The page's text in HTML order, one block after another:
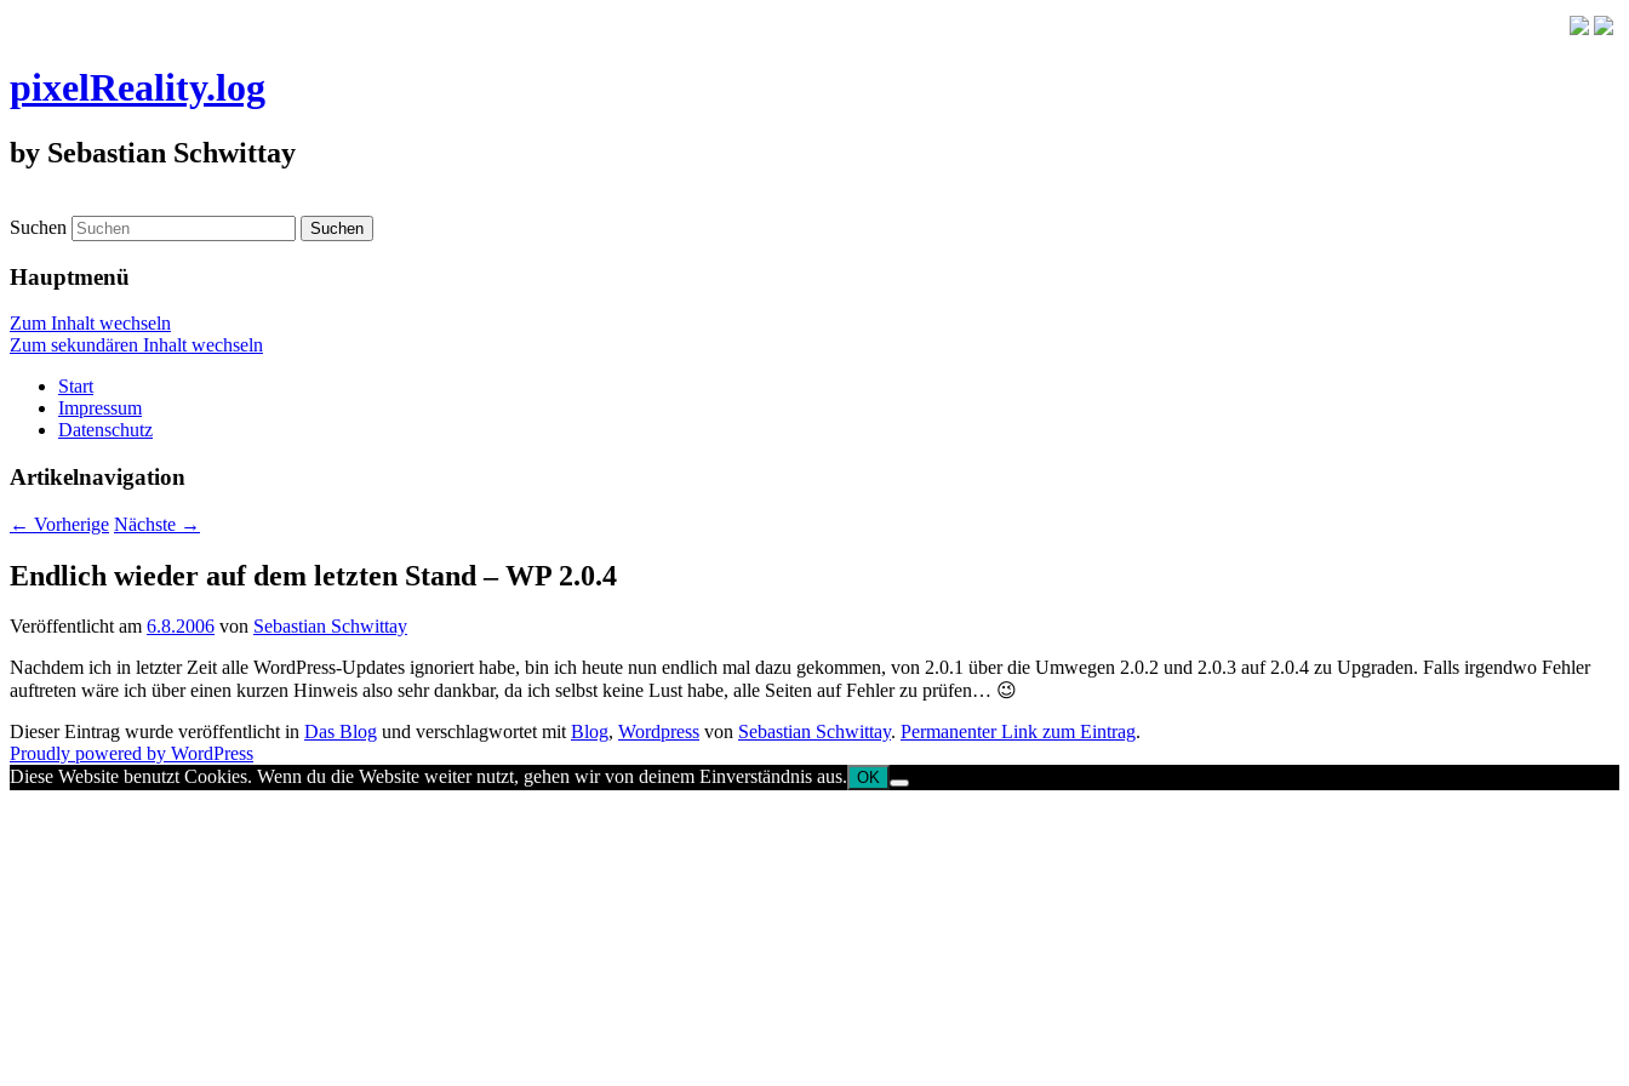
pixelReality.log
by Sebastian Schwittay
Suchen
Hauptmenü
Zum Inhalt wechseln
Zum sekundären Inhalt wechseln
Start
Impressum
Datenschutz
Artikelnavigation
← Vorherige Nächste →
Endlich wieder auf dem letzten Stand – WP 2.0.4
Veröffentlicht am 6.8.2006 von Sebastian Schwittay
Nachdem ich in letzter Zeit alle WordPress-Updates ignoriert habe, bin ich heute nun endlich mal dazu gekommen, von 2.0.1 über die Umwegen 2.0.2 und 2.0.3 auf 2.0.4 zu Upgraden. Falls irgendwo Fehler
auftreten wäre ich über einen kurzen Hinweis also sehr dankbar, da ich selbst keine Lust habe, alle Seiten auf Fehler zu prüfen… 😉
Dieser Eintrag wurde veröffentlicht in Das Blog und verschlagwortet mitBlog, Wordpress von Sebastian Schwittay. Permanenter Link zum Eintrag.
Proudly powered by WordPress
Diese Website benutzt Cookies. Wenn du die Website weiter nutzt, gehen wir von deinem Einverständnis aus. OK